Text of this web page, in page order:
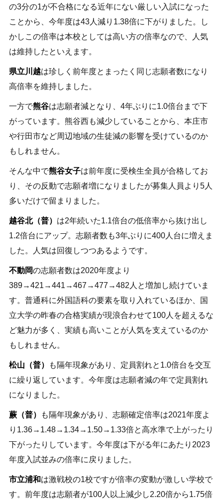
の3分の1が不合格になる近年にない厳しい入試になった
ことから、今年度は43人減り1.38倍に下がりました。し
かしこの倍率は本校としては高い方の倍率なので、人気
は維持したといえます。
県立川越は珍しく前年度とまったく同じ志願者数になり
高倍率を維持しました。
一方で熊谷は志願者減となり、4年ぶりに1.0倍台まで下
がっています。熊谷西も減少していることから、本庄市
や行田市など周辺地域の生徒減の影響を受けているのか
もしれません。
そんな中で熊谷女子は前年度に受検生全員が合格してお
り、その反動で志願者増になりましたが募集人員より5人
多いだけで留まりました。
越谷北（普） は2年続いた1.1倍台の低倍率から抜け出し
1.2倍台にアップ。志願者数も3年ぶりに400人台に増えま
した。人気は回復しつつあるようです。
不動岡の志願者数は2020年度より
389→421→441→467→477→482人と増加し続けていま
す。普通科に外国語科の要素を取り入れているほか、国
立大学の昨春の合格実績が現浪合わせて100人を超えるな
ど魅力が多く、実績も高いことが人気を支えているのか
もしれません。
松山（普）
も隔年現象があり、定員割れと1.0倍台を交互
に繰り返しています。今年度は志願者減の年で定員割れ
になりました。
蕨（普）
も隔年現象があり、志願確定倍率は2021年度よ
り1.36→1.48→1.34→1.50→1.33倍と高水準で上がったり
下がったりしています。今年度は下がる年にあたり2023
年度入試並みの倍率に戻りました。
市立浦和は激戦校の1校ですが倍率の変動が激しい学校で
す。前年度は志願者が100人以上減少し2.20倍から1.75倍